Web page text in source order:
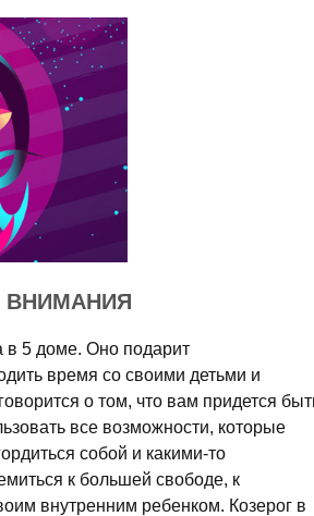
ВНИМАНИЯ
в 5 доме. Оно подарит
время со своими детьми и
о том, что вам придется
все возможности, которые
собой и какими-то
к большей свободе, к
внутренним ребенком. Козерог в